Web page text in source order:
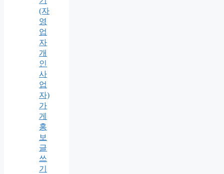
(자
영
업
자
개
인
사
업
자)
가
게
홍
보
글
쓰
기